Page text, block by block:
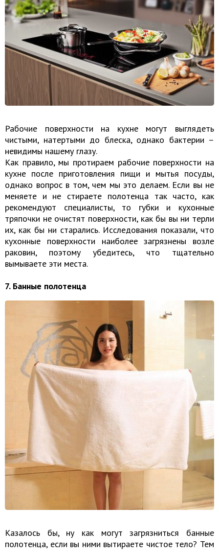
Рабочие поверхности на кухне могут выглядеть
чистыми, натертыми до блеска, однако бактерии –
невидимы нашему глазу.
Как правило, мы протираем рабочие поверхности на
кухне после приготовления пищи и мытья посуды,
однако вопрос в том, чем мы это делаем. Если вы не
меняете и не стираете полотенца так часто, как
рекомендуют специалисты, то губки и кухонные
тряпочки не очистят поверхности, как бы вы ни терли
их, как бы ни старались. Исследования показали, что
кухонные поверхности наиболее загрязнены возле
раковин, поэтому убедитесь, что тщательно
вымываете эти места.
7. Банные полотенца
Казалось бы, ну как могут загрязниться банные
полотенца, если вы ними вытираете чистое тело? Тем